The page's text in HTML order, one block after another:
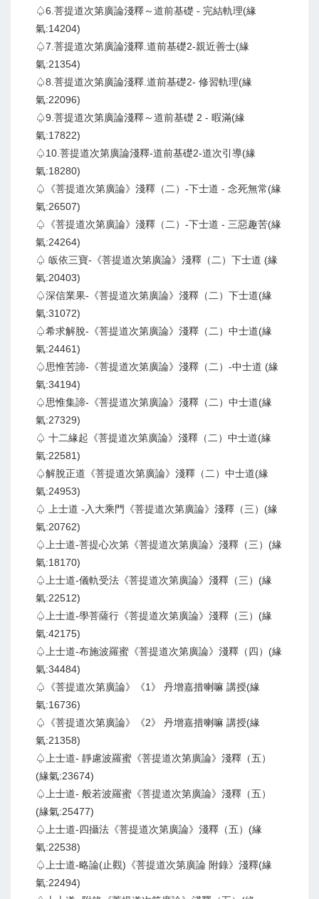
♤6.菩提道次第廣論淺釋～道前基礎 - 完結軌理(緣
氣:14204)
♤7.菩提道次第廣論淺釋.道前基礎2-親近善士(緣
氣:21354)
♤8.菩提道次第廣論淺釋.道前基礎2- 修習軌理(緣
氣:22096)
♤9.菩提道次第廣論淺釋～道前基礎 2 - 暇滿(緣
氣:17822)
♤10.菩提道次第廣論淺釋-道前基礎2-道次引導(緣
氣:18280)
♤《菩提道次第廣論》淺釋（二）-下士道 - 念死無常(緣
氣:26507)
♤《菩提道次第廣論》淺釋（二）-下士道 - 三惡趣苦(緣
氣:24264)
♤ 皈依三寶-《菩提道次第廣論》淺釋（二）下士道 (緣
氣:20403)
♤深信業果-《菩提道次第廣論》淺釋（二）下士道(緣
氣:31072)
♤希求解脫-《菩提道次第廣論》淺釋（二）中士道(緣
氣:24461)
♤思惟苦諦-《菩提道次第廣論》淺釋（二）-中士道 (緣
氣:34194)
♤思惟集諦-《菩提道次第廣論》淺釋（二）中士道(緣
氣:27329)
♤ 十二緣起《菩提道次第廣論》淺釋（二）中士道(緣
氣:22581)
♤解脫正道《菩提道次第廣論》淺釋（二）中士道(緣
氣:24953)
♤ 上士道 -入大乘門《菩提道次第廣論》淺釋（三）(緣
氣:20762)
♤上士道-菩提心次第《菩提道次第廣論》淺釋（三）(緣
氣:18170)
♤上士道-儀軌受法《菩提道次第廣論》淺釋（三）(緣
氣:22512)
♤上士道-學菩薩行《菩提道次第廣論》淺釋（三）(緣
氣:42175)
♤上士道-布施波羅蜜《菩提道次第廣論》淺釋（四）(緣
氣:34484)
♤《菩提道次第廣論》《1》 丹增嘉措喇嘛 講授(緣
氣:16736)
♤《菩提道次第廣論》《2》 丹增嘉措喇嘛 講授(緣
氣:21358)
♤上士道- 靜慮波羅蜜《菩提道次第廣論》淺釋（五）
(緣氣:23674)
♤上士道- 般若波羅蜜《菩提道次第廣論》淺釋（五）
(緣氣:25477)
♤上士道-四攝法《菩提道次第廣論》淺釋（五）(緣
氣:22538)
♤上士道-略論(止觀)《菩提道次第廣論 附錄》淺釋(緣
氣:22494)